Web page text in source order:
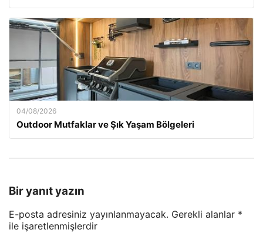
04/08/2026
Outdoor Mutfaklar ve Şık Yaşam Bölgeleri
Bir yanıt yazın
E-posta adresiniz yayınlanmayacak. Gerekli alanlar *
ile işaretlenmişlerdir